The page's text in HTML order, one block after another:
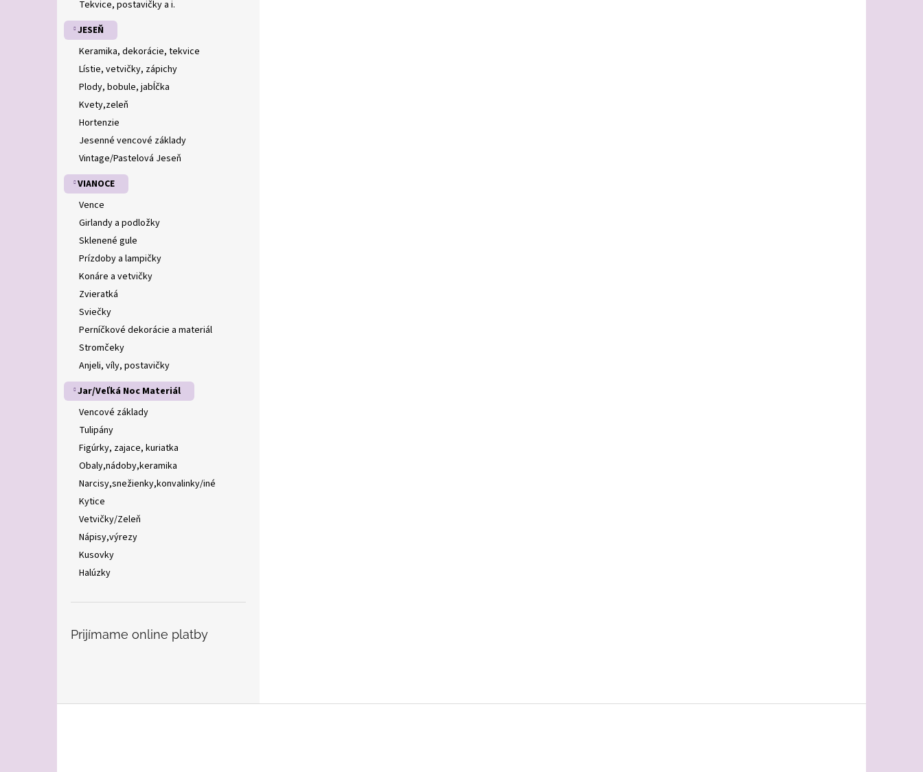
Tekvice, postavičky a i.
JESEŇ
Keramika, dekorácie, tekvice
Lístie, vetvičky, zápichy
Plody, bobule, jabĺčka
Kvety,zeleň
Hortenzie
Jesenné vencové základy
Vintage/Pastelová Jeseň
VIANOCE
Vence
Girlandy a podložky
Sklenené gule
Prízdoby a lampičky
Konáre a vetvičky
Zvieratká
Sviečky
Perníčkové dekorácie a materiál
Stromčeky
Anjeli, víly, postavičky
Jar/Veľká Noc Materiál
Vencové základy
Tulipány
Figúrky, zajace, kuriatka
Obaly,nádoby,keramika
Narcisy,snežienky,konvalinky/iné
Kytice
Vetvičky/Zeleň
Nápisy,výrezy
Kusovky
Halúzky
Prijímame online platby